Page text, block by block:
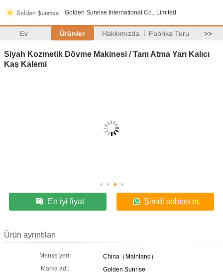
Golden Sunrise International Co., Limited
Ev Ürünler Hakkımızda Fabrika Turu >>
Siyah Kozmetik Dövme Makinesi / Tam Atma Yarı Kalıcı
Kaş Kalemi
En iyi fiyat Şimdi sohbet et.
Ürün ayrıntıları
Menşe yeri:
China（Mainland）
Marka adı:
Golden Sunrise